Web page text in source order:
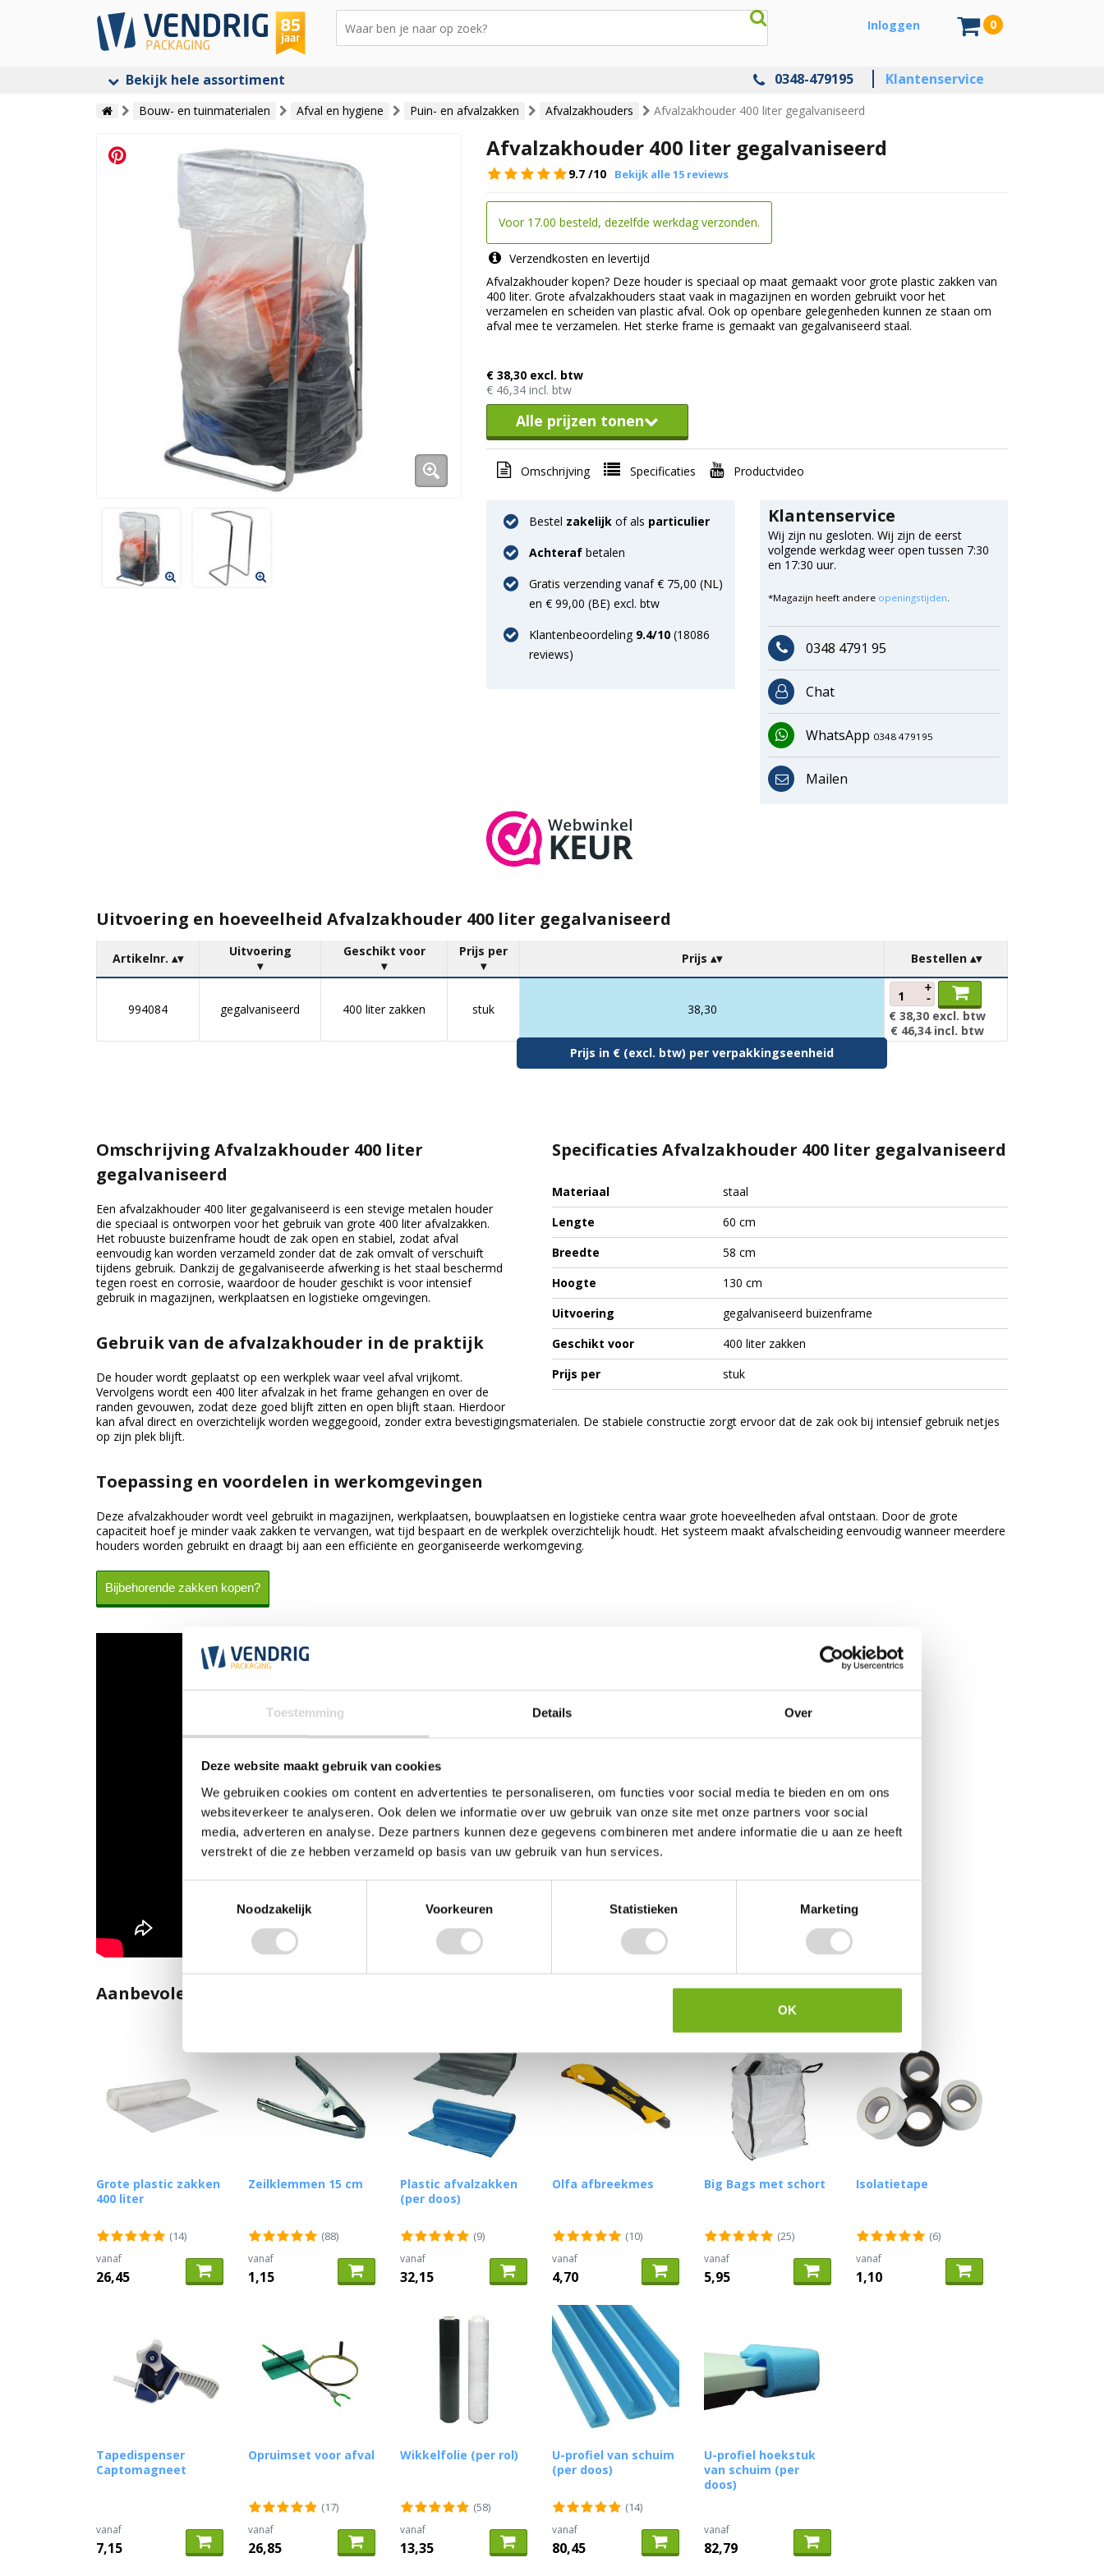
Toestemming Details Over
Deze website maakt gebruik van cookies
We gebruiken cookies om content en advertenties te personaliseren, om functies voor social media te bieden en om ons
websiteverkeer te analyseren. Ook delen we informatie over uw gebruik van onze site met onze partners voor social
media, adverteren en analyse. Deze partners kunnen deze gegevens combineren met andere informatie die u aan ze heeft
verstrekt of die ze hebben verzameld op basis van uw gebruik van hun services.
Noodzakelijk
Voorkeuren Statistieken Marketing
OK
Inloggen 0
Bekijk hele assortiment 0348-479195 Klantenservice
Bouw- en tuinmaterialen Afval en hygiene Puin- en afvalzakken Afvalzakhouders Afvalzakhouder 400 liter gegalvaniseerd
Afvalzakhouder 400 liter gegalvaniseerd
9.7 /10 Bekijk alle 15 reviews
Voor 17.00 besteld, dezelfde werkdag verzonden.
Verzendkosten en levertijd
Afvalzakhouder kopen? Deze houder is speciaal op maat gemaakt voor grote plastic zakken van
400 liter. Grote afvalzakhouders staat vaak in magazijnen en worden gebruikt voor het
verzamelen en scheiden van plastic afval. Ook op openbare gelegenheden kunnen ze staan om
afval mee te verzamelen. Het sterke frame is gemaakt van gegalvaniseerd staal.
€ 38,30 excl. btw
€ 46,34 incl. btw
Alle prijzen tonen
Omschrijving Specificaties Productvideo
Bestel zakelijk of als particulier
Achteraf betalen
Gratis verzending vanaf € 75,00 (NL)
en € 99,00 (BE) excl. btw
Klantenbeoordeling 9.4/10 (18086
reviews)
Klantenservice
Wij zijn nu gesloten. Wij zijn de eerst
volgende werkdag weer open tussen 7:30
en 17:30 uur.
*Magazijn heeft andere openingstijden
0348 4791 95
Chat
WhatsApp 0348 479195
Mailen
Uitvoering en hoeveelheid Afvalzakhouder 400 liter gegalvaniseerd
Prijs in € (excl. btw) per verpakkingseenheid
Artikelnr. Uitvoering Geschikt voor Prijs per Prijs Bestellen
994084 gegalvaniseerd 400 liter zakken stuk 38,30
+
-
€ 38,30 excl. btw
€ 46,34incl. btw
Specificaties Afvalzakhouder 400 liter gegalvaniseerd
Materiaal
staal
Lengte
60 cm
Breedte
58 cm
Hoogte
130 cm
Uitvoering
gegalvaniseerd buizenframe
Geschikt voor
400 liter zakken
Prijs per
stuk
Omschrijving Afvalzakhouder 400 liter
gegalvaniseerd
Een afvalzakhouder 400 liter gegalvaniseerd is een stevige metalen houder
die speciaal is ontworpen voor het gebruik van grote 400 liter afvalzakken.
Het robuuste buizenframe houdt de zak open en stabiel, zodat afval
eenvoudig kan worden verzameld zonder dat de zak omvalt of verschuift
tijdens gebruik. Dankzij de gegalvaniseerde afwerking is het staal beschermd
tegen roest en corrosie, waardoor de houder geschikt is voor intensief
gebruik in magazijnen, werkplaatsen en logistieke omgevingen.
Gebruik van de afvalzakhouder in de praktijk
De houder wordt geplaatst op een werkplek waar veel afval vrijkomt.
Vervolgens wordt een 400 liter afvalzak in het frame gehangen en over de
randen gevouwen, zodat deze goed blijft zitten en open blijft staan. Hierdoor
kan afval direct en overzichtelijk worden weggegooid, zonder extra bevestigingsmaterialen. De stabiele constructie zorgt ervoor dat de zak ook bij intensief gebruik netjes
op zijn plek blijft.
Toepassing en voordelen in werkomgevingen
Deze afvalzakhouder wordt veel gebruikt in magazijnen, werkplaatsen, bouwplaatsen en logistieke centra waar grote hoeveelheden afval ontstaan. Door de grote
capaciteit hoef je minder vaak zakken te vervangen, wat tijd bespaart en de werkplek overzichtelijk houdt. Het systeem maakt afvalscheiding eenvoudig wanneer meerdere
houders worden gebruikt en draagt bij aan een efficiënte en georganiseerde werkomgeving.
Bijbehorende zakken kopen?
Aanbevolen producten
Grote plastic zakken
400 liter
(14)
vanaf
26,45
Zeilklemmen 15 cm
(88)
vanaf
1,15
Plastic afvalzakken
(per doos)
(9)
vanaf
32,15
Olfa afbreekmes
(10)
vanaf
4,70
Big Bags met schort
(25)
vanaf
5,95
Isolatietape
(6)
vanaf
1,10
Tapedispenser
Captomagneet
vanaf
7,15
Opruimset voor afval
(17)
vanaf
26,85
Wikkelfolie (per rol)
(58)
vanaf
13,35
U-profiel van schuim
(per doos)
(14)
vanaf
80,45
U-profiel hoekstuk
van schuim (per
doos)
vanaf
82,79